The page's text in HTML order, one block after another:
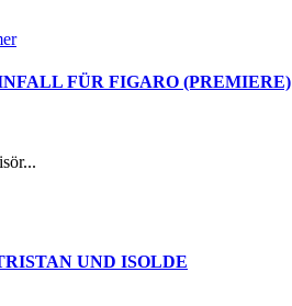
FÜR FIGARO (PREMIERE)
UND ISOLDE